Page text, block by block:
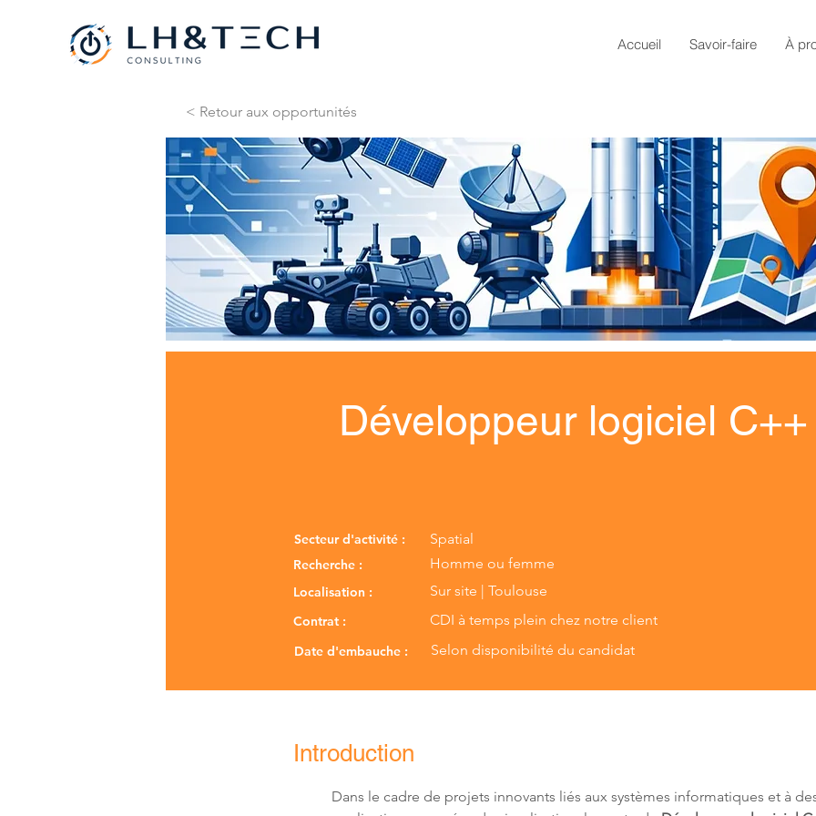
Accueil Savoir-faire À
< Retour aux opportunités
Développeur logiciel
Secteur d'activité :
Recherche :
Localisation :
Contrat :
Date d'embauche :
Spatial
Homme ou femme
Sur site | Toulouse
CDI à temps plein chez notre client
Selon disponibilité du candidat
Introduction
Dans le cadre de projets innovants liés aux systèmes informatiques et à